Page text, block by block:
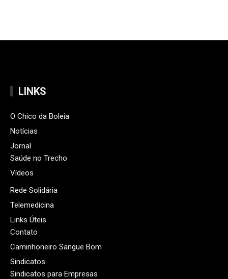
LINKS
O Chico da Boleia
Notícias
Jornal
Saúde no Trecho
Vídeos
Rede Solidária
Telemedicina
Links Úteis
Contato
Caminhoneiro Sangue Bom
Sindicatos
Sindicatos para Empresas